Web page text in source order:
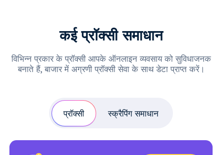
कई प्रॉक्सी समाधान
विभिन्न प्रकार के प्रॉक्सी आपके ऑनलाइन व्यवसाय को सुविधाजनक
बनाते हैं, बाजार में अग्रणी प्रॉक्सी सेवा के साथ डेटा प्राप्त करें।
प्रॉक्सी स्क्रैपिंग समाधान